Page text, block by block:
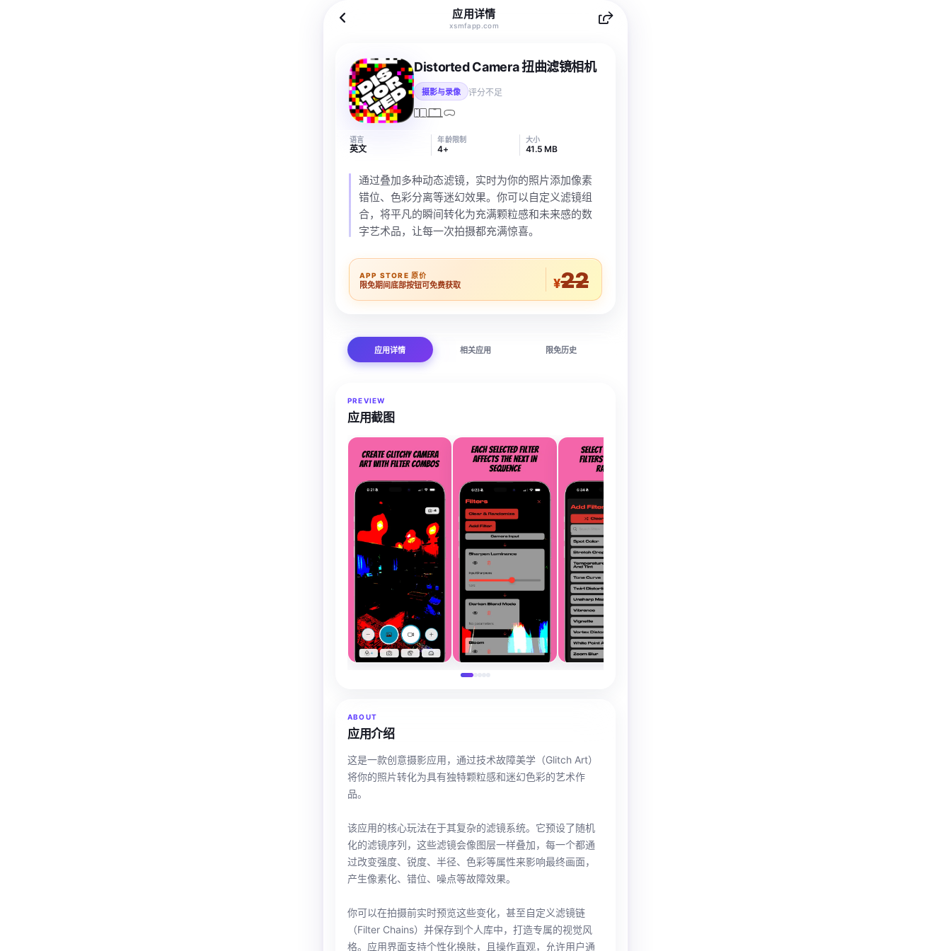
应用详情
xsmfapp.com
Distorted Camera 扭曲滤镜相机
摄影与录像 评分不足
语言
英文
年龄限制
4+
大小
41.5 MB
通过叠加多种动态滤镜，实时为你的照片添加像素
错位、色彩分离等迷幻效果。你可以自定义滤镜组
合，将平凡的瞬间转化为充满颗粒感和未来感的数
字艺术品，让每一次拍摄都充满惊喜。
APP STORE 原价
限免期间底部按钮可免费获取 ¥22
应用详情 相关应用 限免历史
PREVIEW
应用截图
ABOUT
应用介绍
这是一款创意摄影应用，通过技术故障美学（Glitch Art）
将你的照片转化为具有独特颗粒感和迷幻色彩的艺术作
品。
该应用的核心玩法在于其复杂的滤镜系统。它预设了随机
化的滤镜序列，这些滤镜会像图层一样叠加，每一个都通
过改变强度、锐度、半径、色彩等属性来影响最终画面，
产生像素化、错位、噪点等故障效果。
你可以在拍摄前实时预览这些变化，甚至自定义滤镜链
（Filter Chains）并保存到个人库中，打造专属的视觉风
格。应用界面支持个性化换肤，且操作直观，允许用户通